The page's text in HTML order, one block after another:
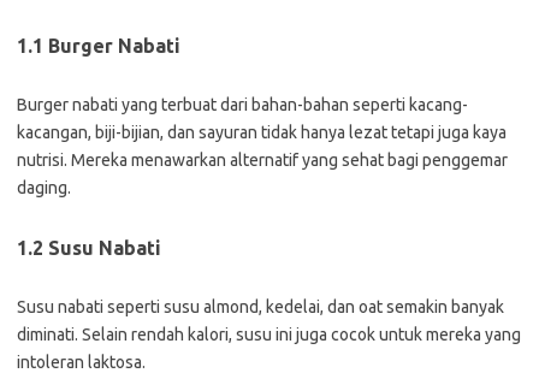
1.1 Burger Nabati
Burger nabati yang terbuat dari bahan-bahan seperti kacang-
kacangan, biji-bijian, dan sayuran tidak hanya lezat tetapi juga kaya
nutrisi. Mereka menawarkan alternatif yang sehat bagi penggemar
daging.
1.2 Susu Nabati
Susu nabati seperti susu almond, kedelai, dan oat semakin banyak
diminati. Selain rendah kalori, susu ini juga cocok untuk mereka yang
intoleran laktosa.